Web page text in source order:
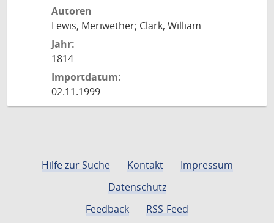
Autoren
Lewis, Meriwether; Clark, William
Jahr:
1814
Importdatum:
02.11.1999
Hilfe zur Suche Kontakt
Impressum
Datenschutz
Feedback
RSS-Feed